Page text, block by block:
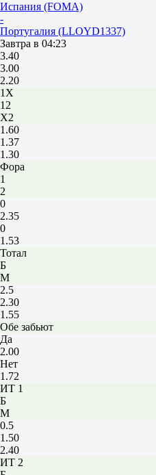
Испания (FOMA)
-
Португалия (LLOYD1337)
Завтра в 04:23
3.40
3.00
2.20
1X
12
X2
1.60
1.37
1.30
Фора
1
2
0
2.35
0
1.53
Тотал
Б
М
2.5
2.30
1.55
Обе забьют
Да
2.00
Нет
1.72
ИТ 1
Б
М
0.5
1.50
2.40
ИТ 2